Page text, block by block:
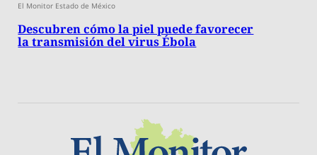
El Monitor Estado de México
Descubren cómo la piel puede favorecer
la transmisión del virus Ébola